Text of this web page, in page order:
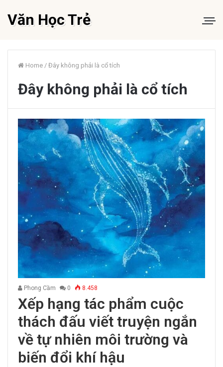
Văn Học Trẻ
Home / Đây không phải là cổ tích
Đây không phải là cổ tích
Phong Cầm 0 8.458
Xếp hạng tác phẩm cuộc
thách đấu viết truyện ngắn
về tự nhiên môi trường và
biến đổi khí hậu